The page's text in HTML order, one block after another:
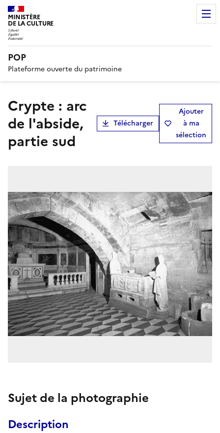
MINISTÈRE
DE LA CULTURE
POP
Plateforme ouverte du patrimoine
Crypte : arc
de l'abside,
partie sud
Télécharger
Ajouter
à ma
sélection
Sujet de la photographie
Description